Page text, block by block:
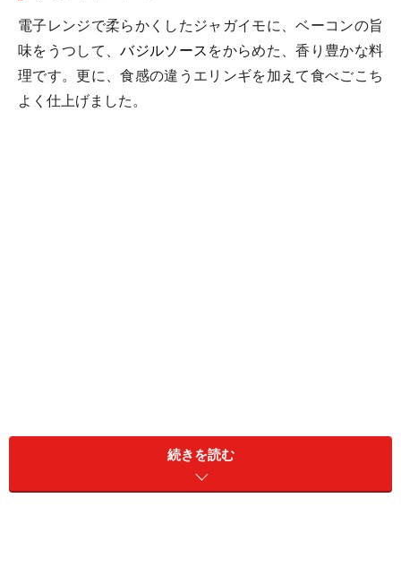
電子レンジで柔らかくしたジャガイモに、ベーコンの旨
味をうつして、バジルソース をからめた、香り豊かな料
理です。更に、食感の違うエリンギを加えて食べごこち
よく仕上げました。
じゃがいものジェノベーゼ(2～3人分)
■じゃがいものジェノベーゼの材料
続きを読む